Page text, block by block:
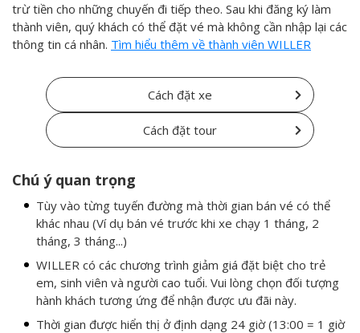
trừ tiền cho những chuyến đi tiếp theo. Sau khi đăng ký làm
thành viên, quý khách có thể đặt vé mà không cần nhập lại các
thông tin cá nhân. Tìm hiểu thêm về thành viên WILLER
Cách đặt xe
Cách đặt tour
Chú ý quan trọng
Tùy vào từng tuyến đường mà thời gian bán vé có thể
khác nhau (Ví dụ bán vé trước khi xe chạy 1 tháng, 2
tháng, 3 tháng...)
WILLER có các chương trình giảm giá đặt biệt cho trẻ
em, sinh viên và người cao tuổi. Vui lòng chọn đối tượng
hành khách tương ứng để nhận được ưu đãi này.
Thời gian được hiển thị ở định dạng 24 giờ (13:00 = 1 giờ